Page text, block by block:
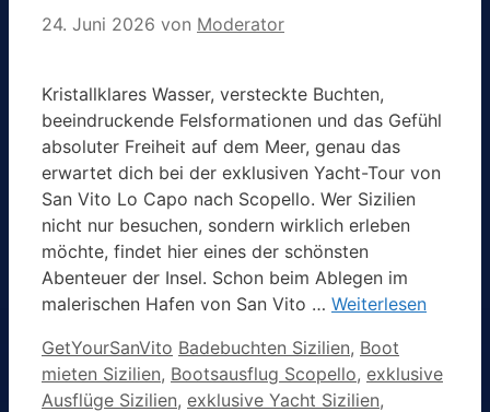
24. Juni 2026 von Moderator
Kristallklares Wasser, versteckte Buchten,
beeindruckende Felsformationen und das Gefühl
absoluter Freiheit auf dem Meer, genau das
erwartet dich bei der exklusiven Yacht-Tour von
San Vito Lo Capo nach Scopello. Wer Sizilien
nicht nur besuchen, sondern wirklich erleben
möchte, findet hier eines der schönsten
Abenteuer der Insel. Schon beim Ablegen im
malerischen Hafen von San Vito … Weiterlesen
Kategorien
GetYourSanVito Schlagwörter
Badebuchten Sizilien, Boot
mieten Sizilien, Bootsausflug Scopello, exklusive
Ausflüge Sizilien, exklusive Yacht Sizilien,